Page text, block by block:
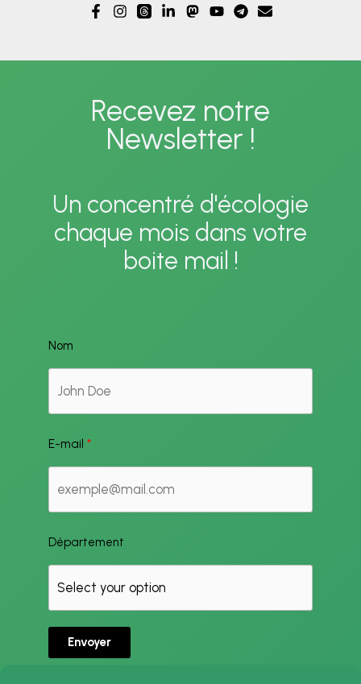
Recevez notre
Newsletter !
Un concentré d'écologie
chaque mois dans votre
boite mail !
Nom
E-mail
Département
Envoyer